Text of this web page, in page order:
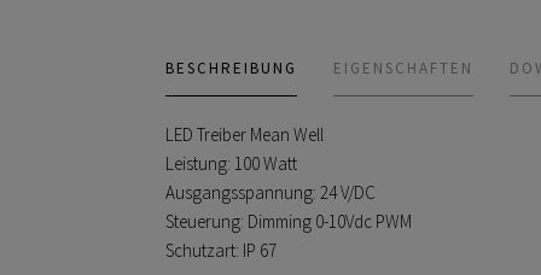
BESCHREIBUNG EIGENSCHAFTEN
LED Treiber Mean Well
Leistung: 100 Watt
Ausgangsspannung: 24 V/DC
Steuerung: Dimming 0-10Vdc PWM
Schutzart: IP 67